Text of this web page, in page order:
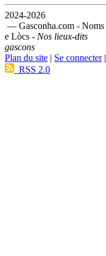
2024-2026
— Gasconha.com - Noms
e Lòcs - Nos lieux-dits
gascons
Plan du site | Se connecter|
RSS 2.0